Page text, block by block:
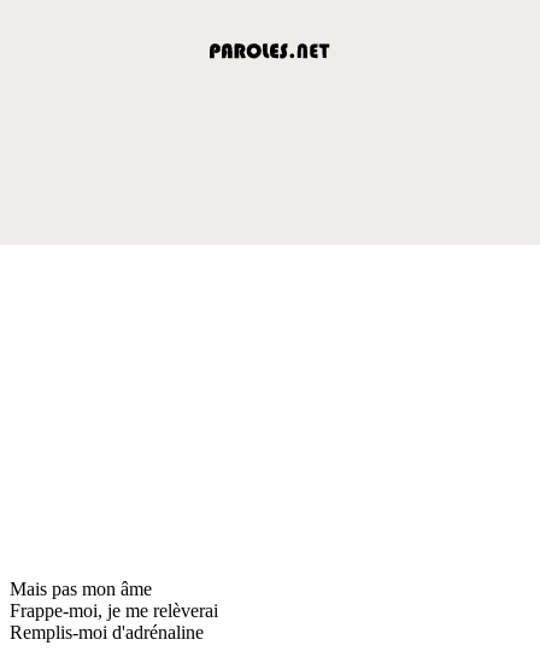
Mais pas mon âme
Frappe-moi, je me relèverai
Remplis-moi d'adrénaline